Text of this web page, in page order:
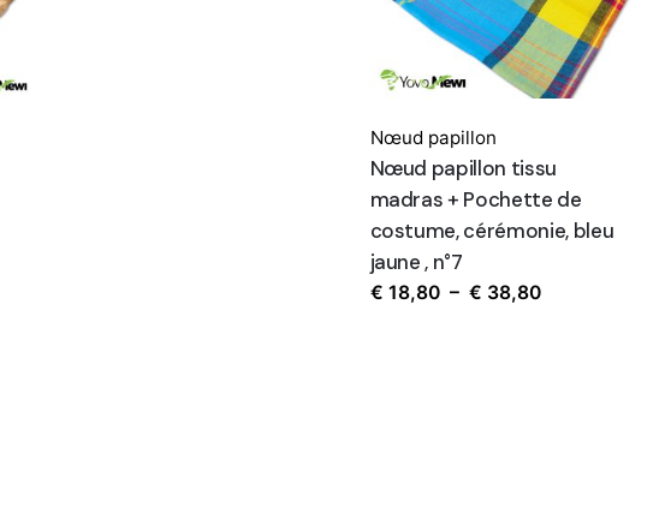
Nœud papillon
Nœud papillon tissu
madras + Pochette de
costume, cérémonie, bleu
jaune , n°7
€ 18,80 – € 38,80Plage